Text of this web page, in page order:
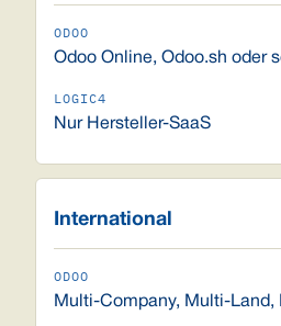
Odoo Online, Odoo.sh oder
Nur Hersteller-SaaS
International
Multi-Company, Multi-Land,